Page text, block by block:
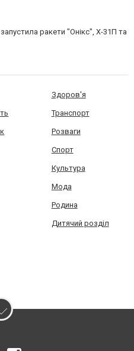
ракети "Онікс", Х-31П та
Здоров'я
Транспорт
Розваги
Спорт
Культура
Мода
Родина
Дитячий розділ